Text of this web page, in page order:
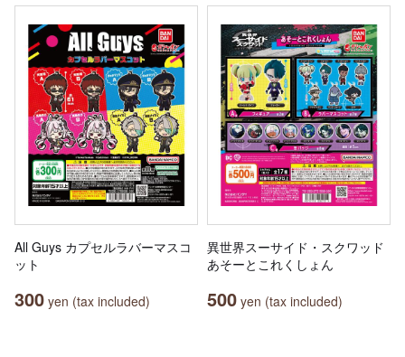
All Guys カプセルラバーマスコ
ット
300 yen (tax included)
異世界スーサイド・スクワッド
あそーとこれくしょん
500 yen (tax included)